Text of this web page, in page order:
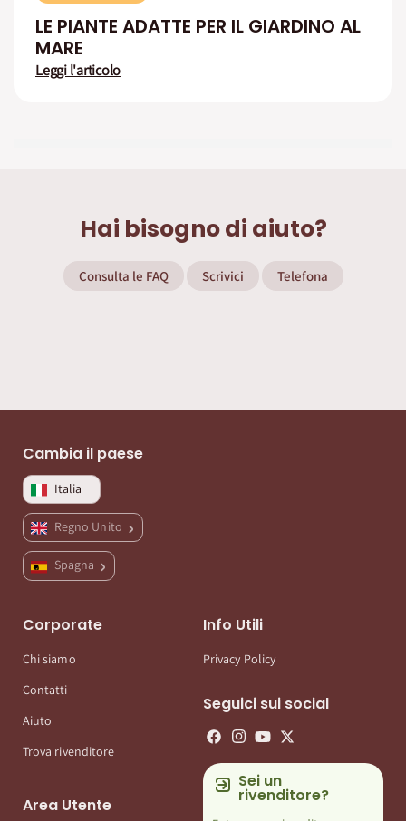
LE PIANTE ADATTE PER IL GIARDINO AL
MARE
Leggi l'articolo
Hai bisogno di aiuto?
Consulta le FAQ Scrivici Telefona
Cambia il paese
Italia
Regno Unito
Spagna
Corporate
Chi siamo
Contatti
Aiuto
Trova rivenditore
Area Utente
Info Utili
Privacy Policy
Seguici sui social
Sei un
rivenditore?